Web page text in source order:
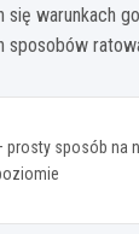
się warunkach
prosty sposób na